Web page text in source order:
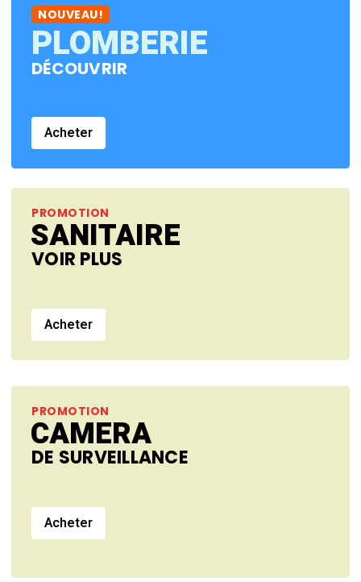
NOUVEAU!
PLOMBERIE
DÉCOUVRIR
Acheter
PROMOTION
SANITAIRE
VOIR PLUS
Acheter
PROMOTION
CAMERA
DE SURVEILLANCE
Acheter